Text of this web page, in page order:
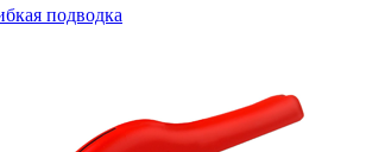
подводка